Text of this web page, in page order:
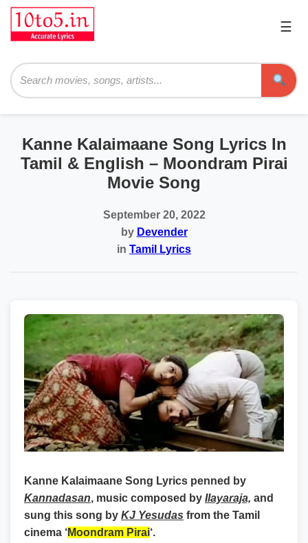
☰
Kanne Kalaimaane Song Lyrics In
Tamil & English – Moondram Pirai
Movie Song
September 20, 2022
by Devender
in Tamil Lyrics
Kanne Kalaimaane Song Lyrics penned by
Kannadasan, music composed by Ilayaraja, and
sung this song by KJ Yesudas from the Tamil
cinema ‘Moondram Pirai‘.